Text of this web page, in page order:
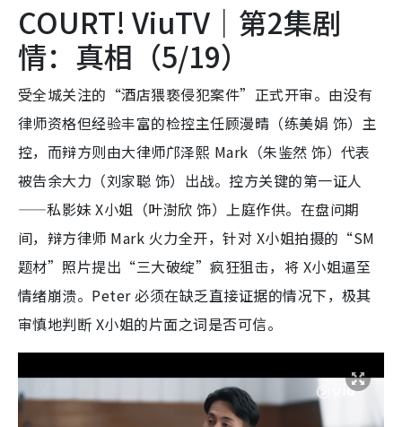
COURT! ViuTV｜第2集剧
情：真相（5/19）
受全城关注的“酒店猥亵侵犯案件”正式开审。由没有
律师资格但经验丰富的检控主任顾漫晴（练美娟 饰）主
控，而辩方则由大律师邝泽熙 Mark（朱鉴然 饰）代表
被告余大力（刘家聪 饰）出战。控方关键的第一证人
——私影妹 X小姐（叶澍欣 饰）上庭作供。在盘问期
间，辩方律师 Mark 火力全开，针对 X小姐拍摄的“SM
题材”照片提出“三大破绽”疯狂狙击，将 X小姐逼至
情绪崩溃。Peter 必须在缺乏直接证据的情况下，极其
审慎地判断 X小姐的片面之词是否可信。